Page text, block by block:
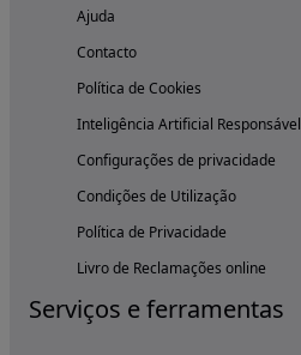
Ajuda
Contacto
Política de Cookies
Inteligência Artificial Responsável
Configurações de privacidade
Condições de Utilização
Política de Privacidade
Livro de Reclamações online
Serviços e ferramentas